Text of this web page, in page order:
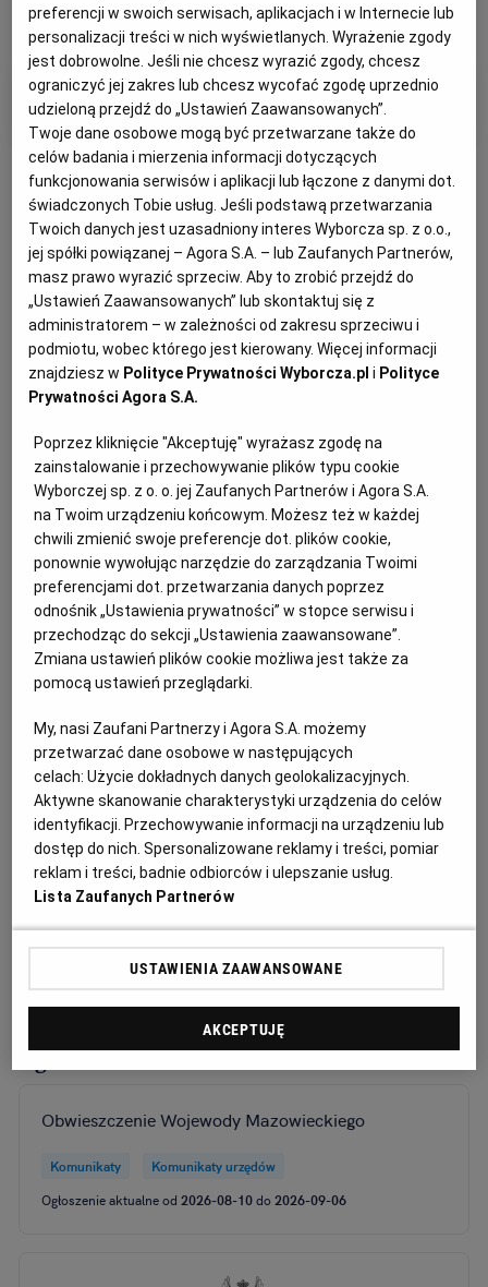
Filtry i kategorie
Otrzymuj wiadomości z najnowszymi ogłoszeniami
spełniającymi wybrane przez Ciebie kryteria.
Ustaw alert
Sortuj wg daty: od najnowszej
Ogłoszenie premium
Narodowe Centrum Kultury ogłasza nabór
wniosków do XXIV edycji programu stypendialnego
Ministra Kultury i Dziedzictwa Narodowego "Młoda
Polska" na rok 2027
Ogłoszenie premium Komunikaty
Inne
Ogłoszenie aktualne od2026-08-07do 2026-09-03
Ogłoszenie Wójta Modliborzyc o rozpoczęciu
konsultacji społecznych projektu planu ogólnego
Gminy Modliborzyce
Ogłoszenie premium Komunikaty
Komunikaty urzędów
Ogłoszenie aktualne od2026-07-24do2026-08-20
Obwieszczenie Wojewody Mazowieckiego
Komunikaty
Komunikaty urzędów
Ogłoszenie aktualne od 2026-08-10do 2026-09-06
preferencji w swoich serwisach, aplikacjach i w Internecie lub
personalizacji treści w nich wyświetlanych. Wyrażenie zgody
jest dobrowolne. Jeśli nie chcesz wyrazić zgody, chcesz
ograniczyć jej zakres lub chcesz wycofać zgodę uprzednio
udzieloną przejdź do „Ustawień Zaawansowanych”.
Twoje dane osobowe mogą być przetwarzane także do
celów badania i mierzenia informacji dotyczących
funkcjonowania serwisów i aplikacji lub łączone z danymi dot.
świadczonych Tobie usług. Jeśli podstawą przetwarzania
Twoich danych jest uzasadniony interes Wyborcza sp. z o.o.,
jej spółki powiązanej – Agora S.A. – lub Zaufanych Partnerów,
masz prawo wyrazić sprzeciw. Aby to zrobić przejdź do
„Ustawień Zaawansowanych” lub skontaktuj się z
administratorem – w zależności od zakresu sprzeciwu i
podmiotu, wobec którego jest kierowany. Więcej informacji
znajdziesz w Polityce Prywatności Wyborcza.pl i Polityce
Prywatności Agora S.A.
Poprzez kliknięcie "Akceptuję" wyrażasz zgodę na
zainstalowanie i przechowywanie plików typu cookie
Wyborczej sp. z o. o. jej Zaufanych Partnerów i Agora S.A.
na Twoim urządzeniu końcowym. Możesz też w każdej
chwili zmienić swoje preferencje dot. plików cookie,
ponownie wywołując narzędzie do zarządzania Twoimi
preferencjami dot. przetwarzania danych poprzez
odnośnik „Ustawienia prywatności” w stopce serwisu i
przechodząc do sekcji „Ustawienia zaawansowane”.
Zmiana ustawień plików cookie możliwa jest także za
pomocą ustawień przeglądarki.
My, nasi Zaufani Partnerzy i Agora S.A. możemy
przetwarzać dane osobowe w następujących
celach:Użycie dokładnych danych geolokalizacyjnych.
Aktywne skanowanie charakterystyki urządzenia do celów
identyfikacji. Przechowywanie informacji na urządzeniu lub
dostęp do nich. Spersonalizowane reklamy i treści, pomiar
reklam i treści, badnie odbiorców i ulepszanie usług.
Lista Zaufanych Partnerów
USTAWIENIA ZAAWANSOWANE
AKCEPTUJĘ